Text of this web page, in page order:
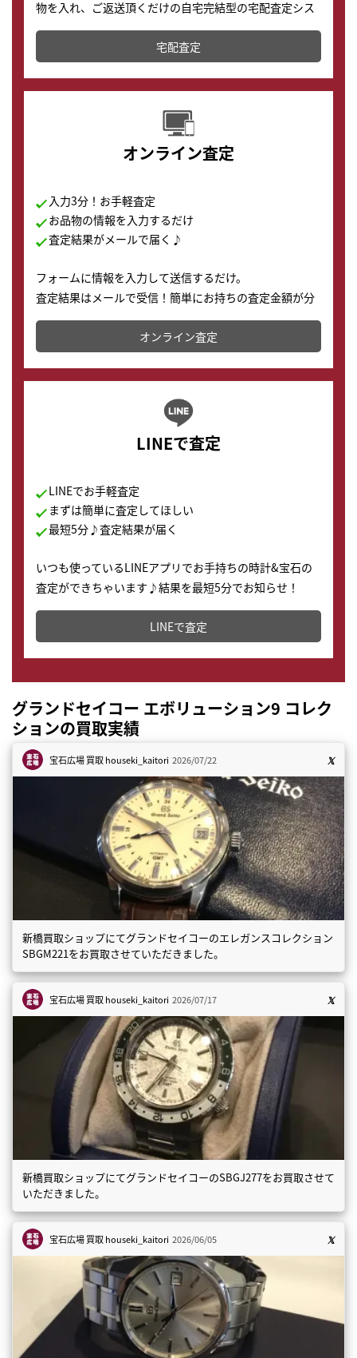
物を入れ、ご返送頂くだけの自宅完結型の宅配査定シス
テムです。
配送でも簡単&安全に査定・買取に出すことが可能で
す。
宅配査定
オンライン査定
入力3分！お手軽査定
お品物の情報を入力するだけ
査定結果がメールで届く♪
フォームに情報を入力して送信するだけ。
査定結果はメールで受信！簡単にお持ちの査定金額が分
かります。
オンライン査定
LINEで査定
LINEでお手軽査定
まずは簡単に査定してほしい
最短5分♪査定結果が届く
いつも使っているLINEアプリでお手持ちの時計&宝石の
査定ができちゃいます♪結果を最短5分でお知らせ！
どこからでもすぐに査定金額を知ることが出来ます。
LINEで査定
グランドセイコー エボリューション9 コレク
ションの買取実績
宝石広場 買取houseki_kaitori 2026/07/22
新橋買取ショップにてグランドセイコーのエレガンスコレクション
SBGM221をお買取させていただきました。
宝石広場 買取houseki_kaitori 2026/07/17
新橋買取ショップにてグランドセイコーのSBGJ277をお買取させて
いただきました。
宝石広場 買取houseki_kaitori 2026/06/05